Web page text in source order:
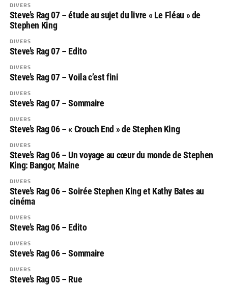
DIVERS
Steve’s Rag 07 – étude au sujet du livre « Le Fléau » de
Stephen King
DIVERS
Steve’s Rag 07 – Edito
DIVERS
Steve’s Rag 07 – Voila c’est fini
DIVERS
Steve’s Rag 07 – Sommaire
DIVERS
Steve’s Rag 06 – « Crouch End » de Stephen King
DIVERS
Steve’s Rag 06 – Un voyage au cœur du monde de Stephen
King: Bangor, Maine
DIVERS
Steve’s Rag 06 – Soirée Stephen King et Kathy Bates au
cinéma
DIVERS
Steve’s Rag 06 – Edito
DIVERS
Steve’s Rag 06 – Sommaire
DIVERS
Steve’s Rag 05 – Rue